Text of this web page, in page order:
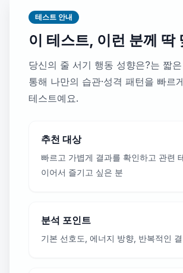
테스트 안내
이 테스트, 이런 분께 딱
당신의 줄 서기 행동 성향은?는 짧
통해 나만의 습관·성격 패턴을 빠르
테스트예요.
추천 대상
빠르고 가볍게 결과를 확인하고 관련
이어서 즐기고 싶은 분
분석 포인트
기본 선호도, 에너지 방향, 반복적인